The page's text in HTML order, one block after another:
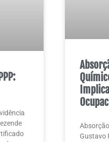
Gustavo